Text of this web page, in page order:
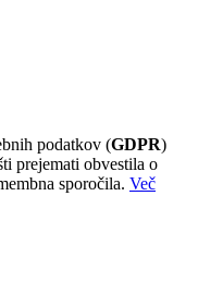
podatkov (GDPR)
prejemati obvestila o
sporočila. Več